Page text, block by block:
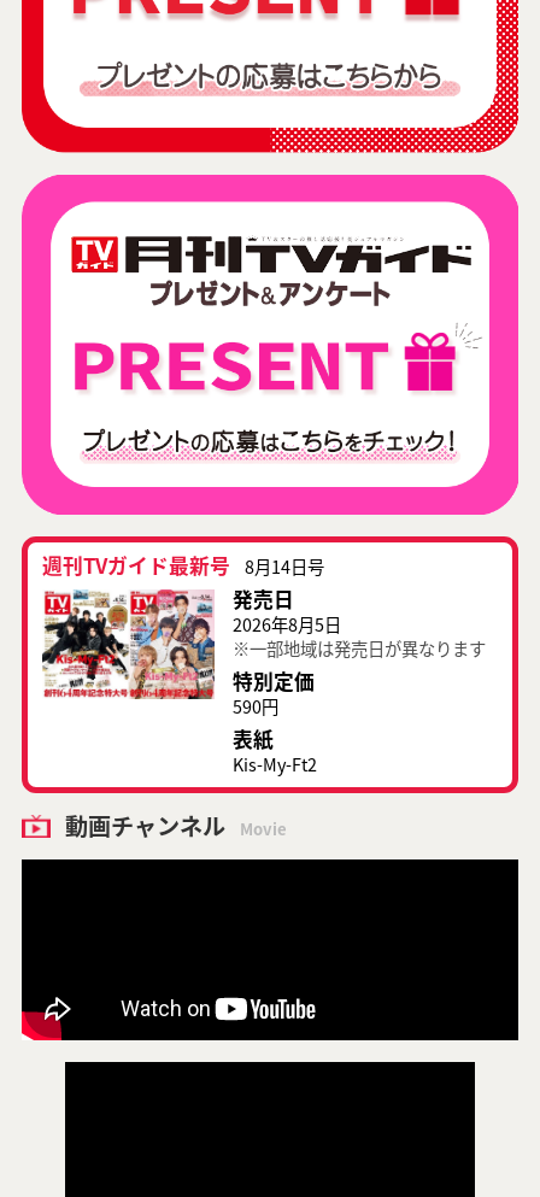
週刊TVガイド最新号 8月14日号
発売日
2026年8月5日
※一部地域は発売日が異なります
特別定価
590円
表紙
Kis-My-Ft2
動画チャンネル Movie